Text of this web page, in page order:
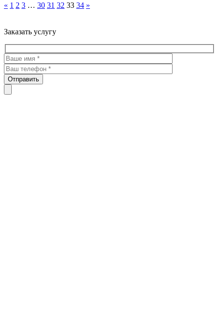
« 1 2 3 … 30 31 32 33 34 »
Заказать услугу